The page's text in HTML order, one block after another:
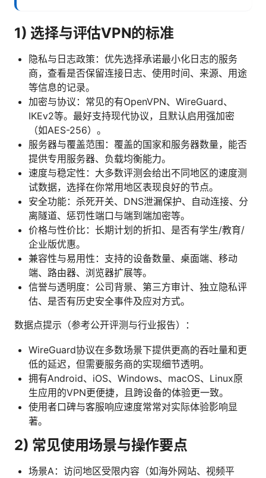
1) 选择与评估VPN的标准
隐私与日志政策：优先选择承诺最小化日志的服务
商，查看是否保留连接日志、使用时间、来源、用途
等信息的记录。
加密与协议：常见的有OpenVPN、WireGuard、
IKEv2等。最好支持现代协议，且默认启用强加密
（如AES-256）。
服务器与覆盖范围：覆盖的国家和服务器数量，能否
提供专用服务器、负载均衡能力。
速度与稳定性：大多数评测会给出不同地区的速度测
试数据，选择在你常用地区表现良好的节点。
安全功能：杀死开关、DNS泄漏保护、自动连接、分
离隧道、惩罚性端口与端到端加密等。
价格与性价比：长期计划的折扣、是否有学生/教育/
企业版优惠。
兼容性与易用性：支持的设备数量、桌面端、移动
端、路由器、浏览器扩展等。
信誉与透明度：公司背景、第三方审计、独立隐私评
估、是否有历史安全事件及应对方式。
数据点提示（参考公开评测与行业报告）：
WireGuard协议在多数场景下提供更高的吞吐量和更
低的延迟，但需要服务商的实现细节透明。
拥有Android、iOS、Windows、macOS、Linux原
生应用的VPN更便捷，且跨设备的体验更一致。
使用者口碑与客服响应速度常常对实际体验影响显
著。
2) 常见使用场景与操作要点
场景A：访问地区受限内容（如海外网站、视频平